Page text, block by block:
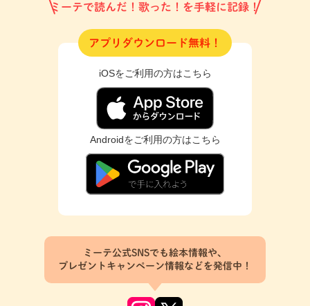
ミーテで読んだ！歌った！を手軽に記録！
アプリダウンロード無料！
iOSをご利用の方はこちら
Androidをご利用の方はこちら
ミーテ公式SNSでも絵本情報や、
プレゼントキャンペーン情報などを発信中！